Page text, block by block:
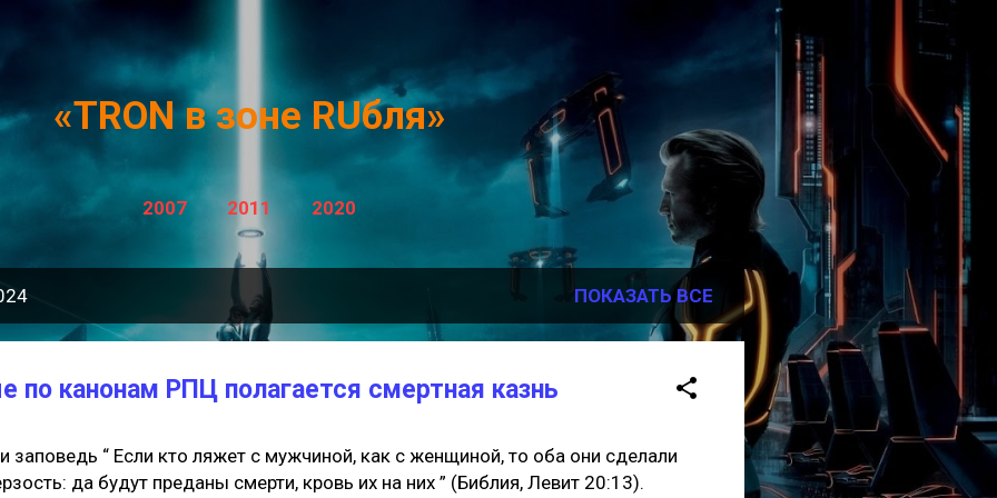
«TRON в зоне RUбля»
2007 2011 2020
ПОКАЗАТЬ ВСЕ
по канонам РПЦ полагается смертная казнь
заповедь “ Если кто ляжет с мужчиной, как с женщиной, то оба они сделали
да будут преданы смерти, кровь их на них ” (Библия, Левит 20:13).